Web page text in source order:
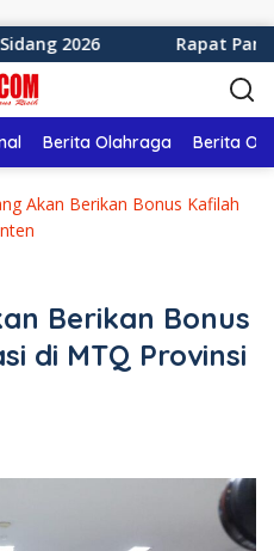
Rapat Paripurna
Berita Olahraga Berita
Akan Berikan Bonus Kafilah
Berikan Bonus
di MTQ Provinsi